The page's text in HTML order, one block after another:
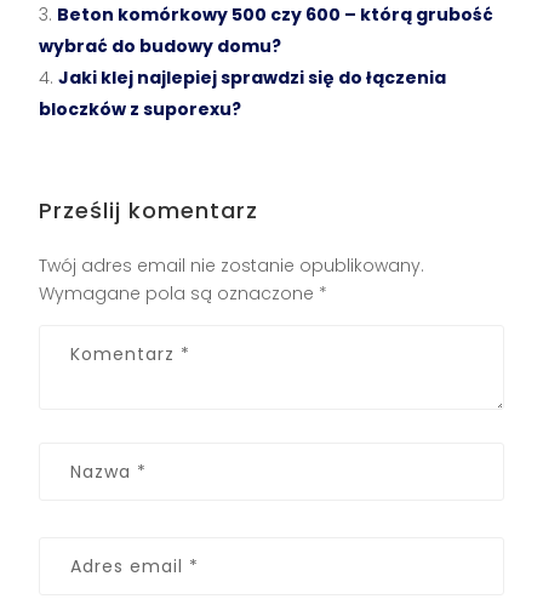
Beton komórkowy 500 czy 600 – którą grubość
wybrać do budowy domu?
Jaki klej najlepiej sprawdzi się do łączenia
bloczków z suporexu?
Prześlij komentarz
Twój adres email nie zostanie opublikowany.
Wymagane pola są oznaczone *